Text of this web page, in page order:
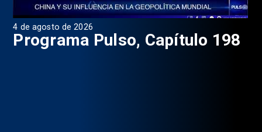
4 de agosto de 2026
Programa Pulso, Capítulo 198